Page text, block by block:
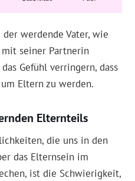
werdende Vater, wie
seiner Partnerin
Gefühl verringern, dass
Eltern zu werden.
Elternteils
die uns in den
das Elternsein im
ist die Schwierigkeit,